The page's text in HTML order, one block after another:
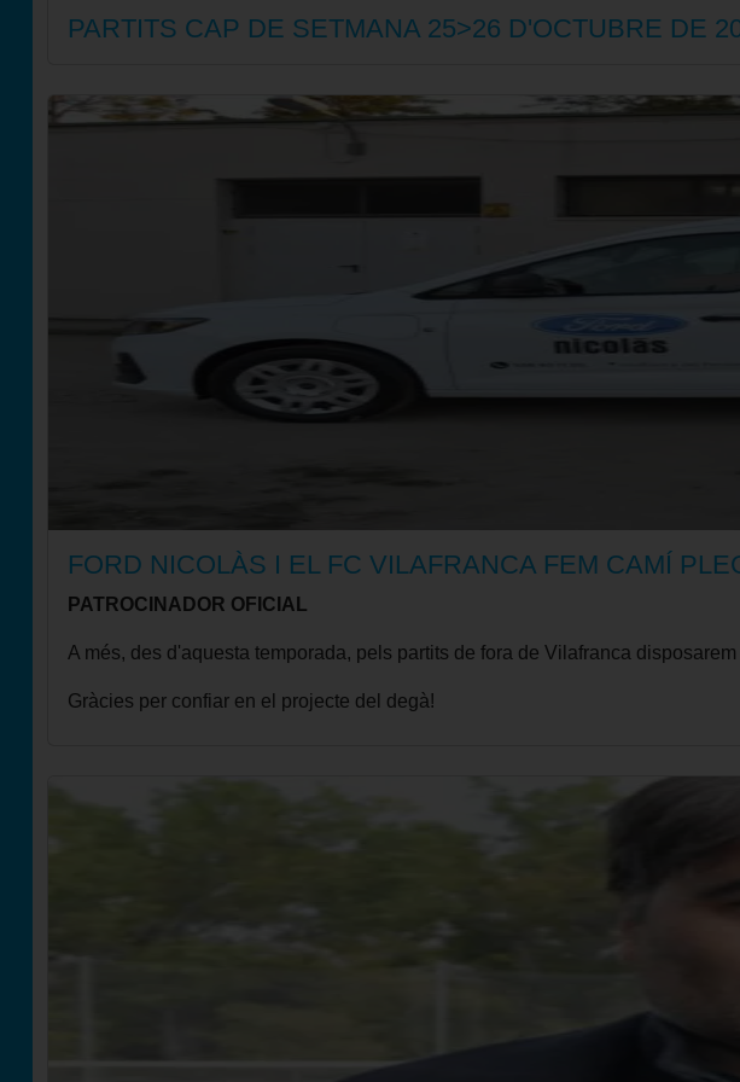
PARTITS CAP DE SETMANA 25>26 D'OCTUBRE DE
FORD NICOLÀS I EL FC VILAFRANCA FEM CAMÍ
PATROCINADOR OFICIAL
A més, des d'aquesta temporada, pels partits de fora de Vilafranca
Gràcies per confiar en el projecte del degà!